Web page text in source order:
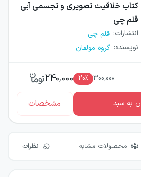
کتاب خلاقیت تصویری و تجسمی آبی
قلم چی
انتشارات: قلم چی
نویسنده: گروه مولفان
300,000
20٪ 240,000
به سبد مشخصات
محصولات مشابه نظرات